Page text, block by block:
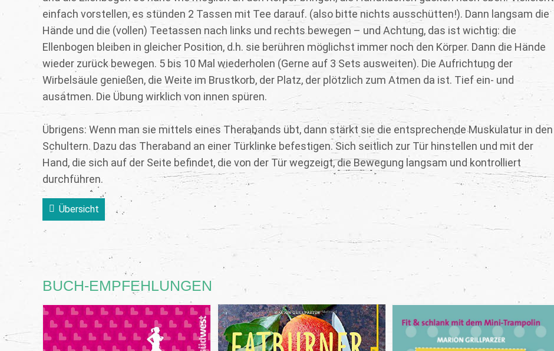
einfach vorstellen, es stünden 2 Tassen mit Tee darauf. (also bitte nichts ausschütten!). Dann langsam die
Hände und die (vollen) Teetassen nach links und rechts bewegen – und Achtung, das ist wichtig: die
Ellenbogen bleiben in gleicher Position, d.h. sie berühren möglichst immer noch den Körper. Dann die Hände
wieder zurück bewegen. 5 bis 10 Mal wiederholen (Gerne auf 3 Sets ausweiten). Die Aufrichtung der
Wirbelsäule genießen, die Weite im Brustkorb, der Platz, der plötzlich zum Atmen da ist. Tief ein- und
ausatmen. Die Übung wirklich von innen spüren.
Übrigens: Wenn man sie mittels eines Therabands übt, dann stärkt sie die entsprechende Muskulatur in den
Schultern. Dazu das Theraband an einer Türklinke befestigen. Sich seitlich zur Tür hinstellen und mit der
Hand, die sich auf der Seite befindet, die von der Tür wegzeigt, die Bewegung langsam und kontrolliert
durchführen.
Übersicht
BUCH-EMPFEHLUNGEN